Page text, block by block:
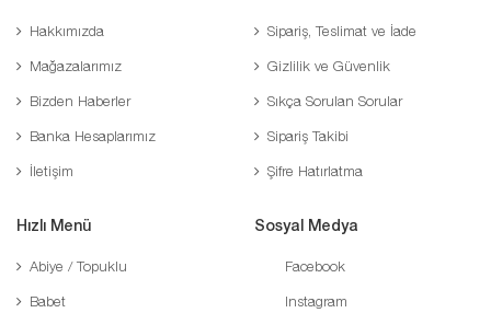
Hakkımızda
Mağazalarımız
Bizden Haberler
Banka Hesaplarımız
İletişim
Sipariş, Teslimat ve İade
Gizlilik ve Güvenlik
Sıkça Sorulan Sorular
Sipariş Takibi
Şifre Hatırlatma
Hızlı Menü
Abiye / Topuklu
Babet
Sosyal Medya
Facebook
Instagram